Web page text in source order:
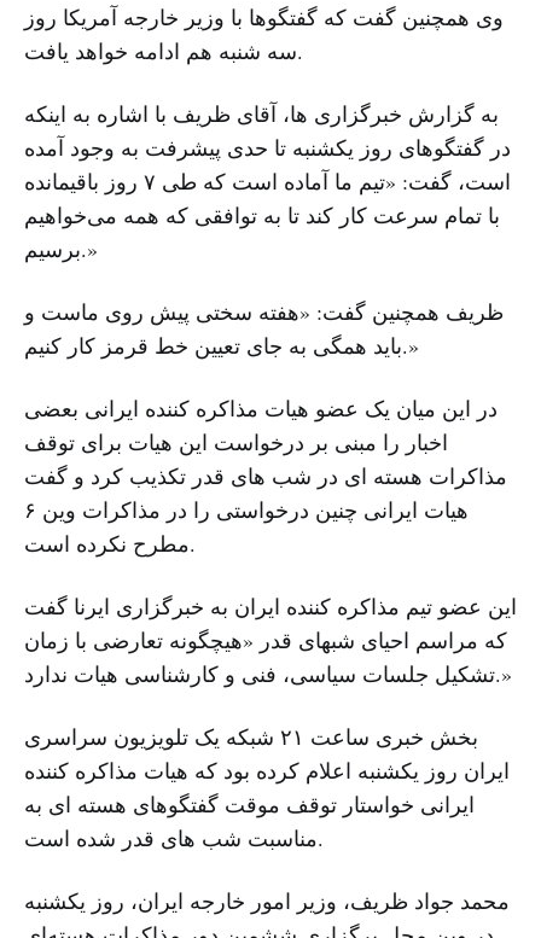
وی همچنین گفت که گفتگوها با وزیر خارجه آمریکا روز
سه شنبه هم ادامه خواهد یافت.
به گزارش خبرگزاری ها، آقای ظریف با اشاره به اینکه
در گفتگوهای روز یکشنبه تا حدی پیشرفت به وجود آمده
است، گفت: «تیم ما آماده است که طی ۷ روز باقیمانده
با تمام سرعت کار کند تا به توافقی که همه می‌خواهیم
برسیم.»
ظریف همچنین گفت: «هفته سختی پیش روی ماست و
باید همگی به جای تعیین خط قرمز کار کنیم.»
در این میان یک عضو هیات مذاکره کننده ایرانی بعضی
اخبار را مبنی بر درخواست این هیات برای توقف
مذاکرات هسته ای در شب های قدر تکذیب کرد و گفت
هیات ایرانی چنین درخواستی را در مذاکرات وین ۶
مطرح نکرده است.
این عضو تیم مذاکره کننده ایران به خبرگزاری ایرنا گفت
که مراسم احیای شبهای قدر «هیچگونه تعارضی با زمان
تشکیل جلسات سیاسی، فنی و کارشناسی هیات ندارد.»
بخش خبری ساعت ۲۱ شبکه یک تلویزیون سراسری
ایران روز یکشنبه اعلام کرده بود که هیات مذاکره کننده
ایرانی خواستار توقف موقت گفتگوهای هسته ای به
مناسبت شب های قدر شده است.
محمد جواد ظریف، وزیر امور خارجه ایران، روز یکشنبه